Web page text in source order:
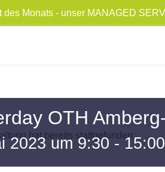
Monats - unser MANAGED
hat bereits stattgefunden.
OTH
2023 um 9:30-15:00